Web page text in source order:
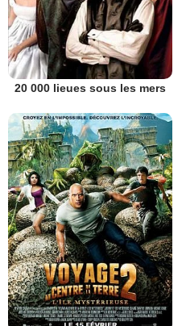
20 000 lieues sous les mers